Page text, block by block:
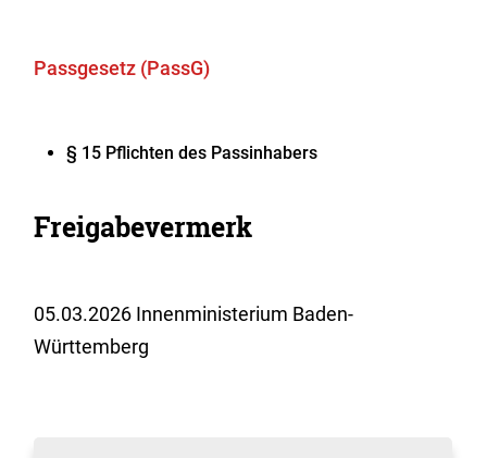
Passgesetz (PassG)
§ 15 Pflichten des Passinhabers
Freigabevermerk
05.03.2026 Innenministerium Baden-
Württemberg